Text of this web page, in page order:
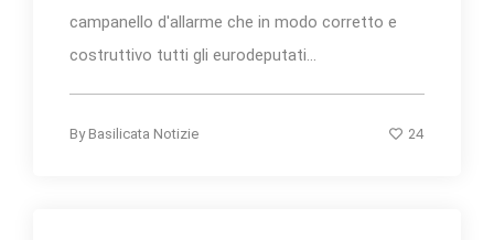
campanello d'allarme che in modo corretto e
costruttivo tutti gli eurodeputati...
By Basilicata Notizie 24